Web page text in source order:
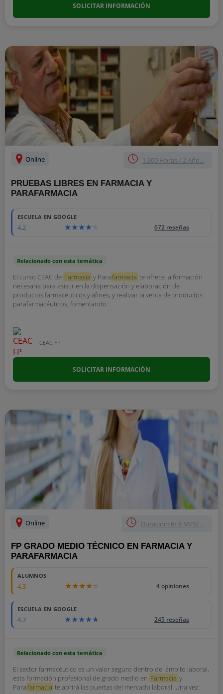
SOLICITAR INFORMACIÓN
Online 1.300 Horas / 2 Año...
PRUEBAS LIBRES EN FARMACIA Y
PARAFARMACIA
ESCUELA EN GOOGLE
4.2 672 reseñas
Relacionado con esta temática
El curso CEAC de Farmacia y Parafarmacia te ofrece la formación
necesaria para asistir en la dispensación y elaboración de
productos farmacéuticos y afines, y realizar la venta de productos
parafarmacéuticos, fomentando...
CEAC FP
SOLICITAR INFORMACIÓN
Online Duración: 6/ 8 MESE...
FP GRADO MEDIO TÉCNICO EN FARMACIA Y
PARAFARMACIA
ALUMNOS
4.3 4 opiniones
ESCUELA EN GOOGLE
4.7 245 reseñas
Relacionado con esta temática
El sector farmacéutico es un valor seguro dentro del ámbito laboral,
esta formación profesional de grado medio en Farmacia y
Parafarmacia te abrirá las puertas del mercado laboral. Una vez